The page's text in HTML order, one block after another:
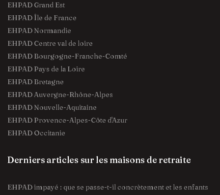
EHPAD Grand Est
EHPAD Île de France
EHPAD Normandie
EHPAD Centre val de loire
EHPAD Bourgogne-Franche-Comté
EHPAD Pays de la Loire
EHPAD Bretagne
EHPAD Auvergne-Rhône-Alpes
EHPAD Nouvelle-Aquitaine
EHPAD Provence-Alpes-Côte d'Azur
EHPAD Occitanie
Derniers articles sur les maisons de retraite
EHPAD impayé : que se passe-t-il concrètement et les enfants